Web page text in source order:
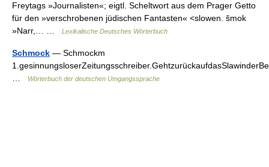
Freytags »Journalisten«; eigtl. Scheltwort aus dem Prager Getto
für den »verschrobenen jüdischen Fantasten« <slowen. šmok
»Narr,… …
Lexikalische Deutsches Wörterbuch
Schmock — Schmockm
Wörterbuch der deutschen Umgangssprache